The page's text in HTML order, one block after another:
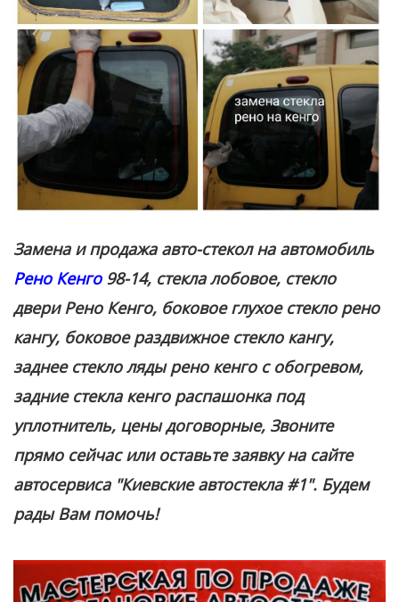
Замена и продажа авто-стекол на автомобиль
Рено Кенго98-14, стекла лобовое, стекло
двери Рено Кенго, боковое глухое стекло рено
кангу, боковое раздвижное стекло кангу,
заднее стекло ляды рено кенго с обогревом,
задние стекла кенго распашонка под
уплотнитель, цены договорные, Звоните
прямо сейчас или оставьте заявку на сайте
автосервиса "Киевские автостекла #1". Будем
рады Вам помочь!